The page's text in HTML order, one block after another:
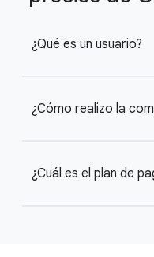
¿Qué es un usuario?
¿Cómo realizo la
¿Cuál es el plan de